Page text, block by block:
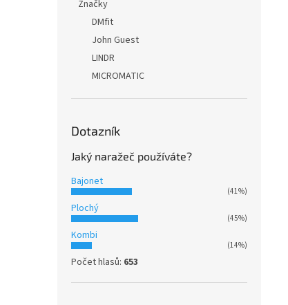
Značky
DMfit
John Guest
LINDR
MICROMATIC
Dotazník
Jaký naražeč používáte?
Bajonet
(41%)
Plochý
(45%)
Kombi
(14%)
Počet hlasů: 653